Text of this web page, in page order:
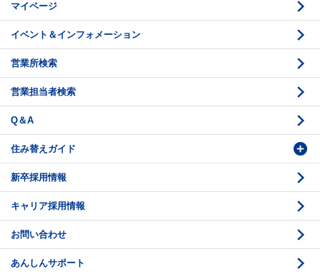
賃貸借のお問い合わせ
収益不動産の取扱
底地の資産性
相続と不動産
不動産投資のQ＆A
法人営業センター紹介
時価評価支援
鑑定評価ご相談例
鑑定評価の流れ
お問い合わせ・ご相談
鑑定センター紹介
マイページ
イベント＆インフォメーション
営業所検索
営業担当者検索
Q＆A
住み替えガイド
価格査定
媒介契約
売却活動
売却諸費用
購入のスケジュール
物件資料の読み方 1
物件資料の読み方 2
現地見学のポイント
新卒採用情報
キャリア採用情報
お問い合わせ
あんしんサポート